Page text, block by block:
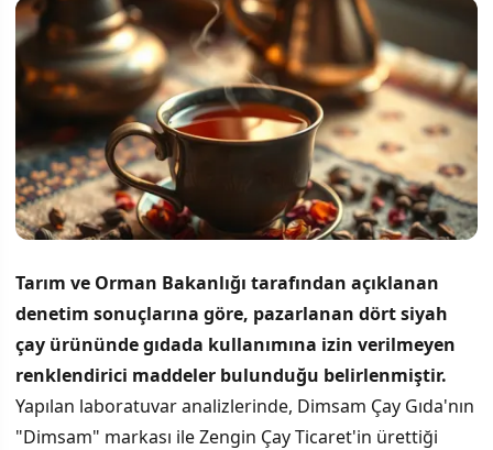
Tarım ve Orman Bakanlığı tarafından açıklanan
denetim sonuçlarına göre, pazarlanan dört siyah
çay ürününde gıdada kullanımına izin verilmeyen
renklendirici maddeler bulunduğu belirlenmiştir.
Yapılan laboratuvar analizlerinde, Dimsam Çay Gıda'nın
"Dimsam" markası ile Zengin Çay Ticaret'in ürettiği